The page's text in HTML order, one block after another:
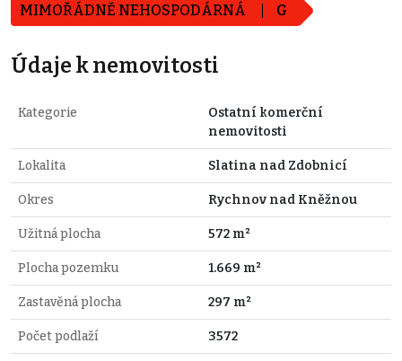
MIMOŘÁDNĚ NEHOSPODÁRNÁ G
Údaje k nemovitosti
Kategorie
Ostatní komerční
nemovitosti
Lokalita Slatina nad Zdobnicí
Okres Rychnov nad Kněžnou
Užitná plocha 572 m²
Plocha pozemku 1.669 m²
Zastavěná plocha 297 m²
Počet podlaží 3572